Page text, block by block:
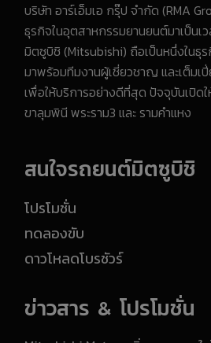
บริษัท อาร์เอ็มเอ กรุ๊ป จำกัด (RMA
ธุรกิจในอุตสาหกรรมยานยนต์มาเป็นเ
มิตซูบิชิ (Mitsubishi) ถือเป็นหนึ่งในธุร
มาพร้อมทีมงานผู้เชี่ยวชาญ และเต็ม
เพื่อให้บริการอย่างดีที่สุด ปัจจุบันเปิด
ขาลุมพินี พระราม3 และ รามคำแหง
สนใจรถยนต์มิตซูบิชิ
โปรโมชั่น
ทดลองขับ
ดาวโหลดโบรชัวร์
ข่าวสาร & โปรโมชั่น